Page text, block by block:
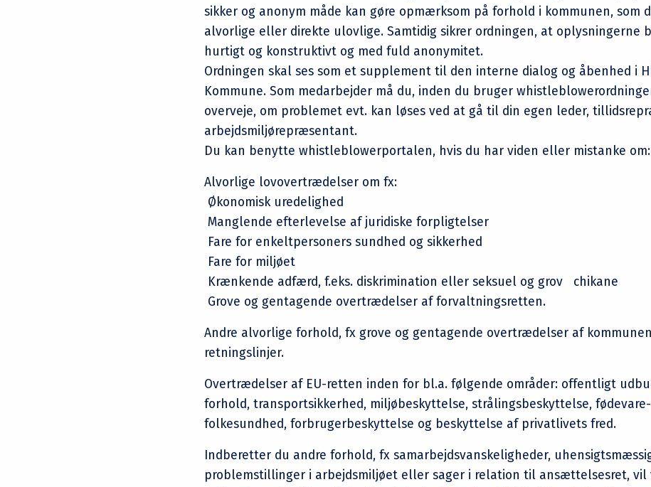
sikker og anonym måde kan gøre opmærksom på forhold i kommunen, som
alvorlige eller direkte ulovlige. Samtidig sikrer ordningen, at oplysningerne
hurtigt og konstruktivt og med fuld anonymitet.
Ordningen skal ses som et supplement til den interne dialog og åbenhed i
Kommune. Som medarbejder må du, inden du bruger
overveje, om problemet evt. kan løses ved at gå til din egen leder,
arbejdsmiljørepræsentant.
Du kan benytte whistleblowerportalen, hvis du har viden eller mistanke om:
Alvorlige lovovertrædelser om fx:
Økonomisk uredelighed
Manglende efterlevelse af juridiske forpligtelser
Fare for enkeltpersoners sundhed og sikkerhed
Fare for miljøet
Krænkende adfærd, f.eks. diskrimination eller seksuel og grov chikane
Grove og gentagende overtrædelser af forvaltningsretten.
Andre alvorlige forhold, fx grove og gentagende overtrædelser af
retningslinjer.
Overtrædelser af EU-retten inden for bl.a. følgende områder: offentligt
forhold, transportsikkerhed, miljøbeskyttelse, strålingsbeskyttelse,
folkesundhed, forbrugerbeskyttelse og beskyttelse af privatlivets fred.
Indberetter du andre forhold, fx samarbejdsvanskeligheder,
problemstillinger i arbejdsmiljøet eller sager i relation til ansættelsesret, vil